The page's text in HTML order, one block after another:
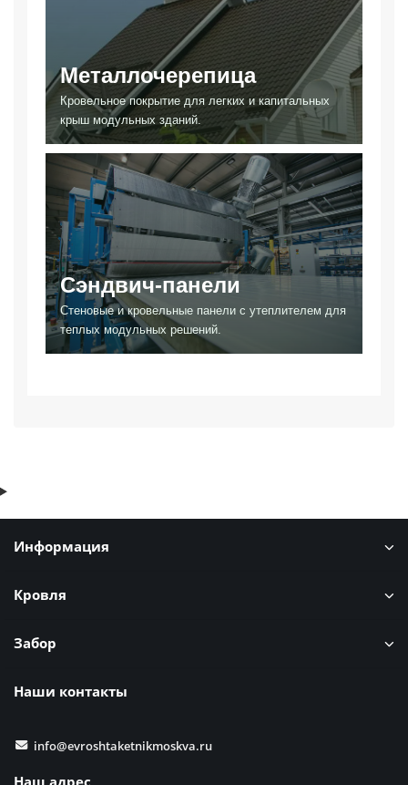
Металлочерепица
Кровельное покрытие для легких и капитальных
крыш модульных зданий.
Сэндвич-панели
Стеновые и кровельные панели с утеплителем для
теплых модульных решений.
Информация
Кровля
Забор
Наши контакты
info@evroshtaketnikmoskva.ru